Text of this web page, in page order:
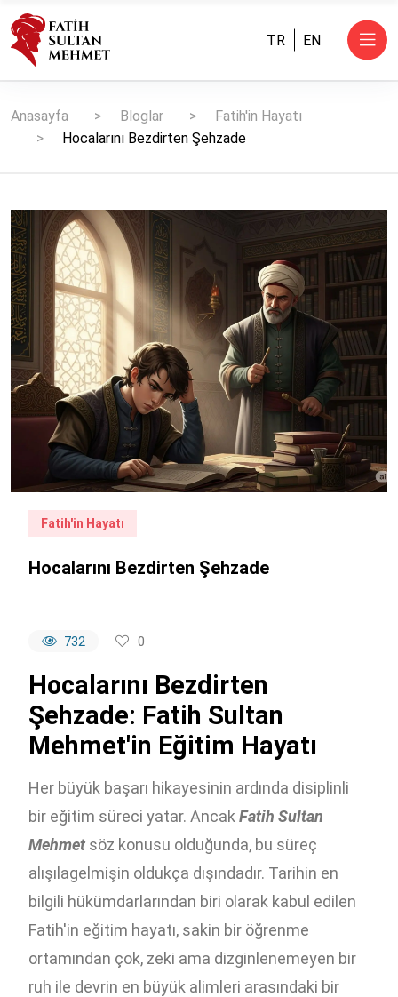
TR EN
Anasayfa Bloglar
Fatih'in Hayatı
Hocalarını Bezdirten Şehzade
Fatih'in Hayatı
Hocalarını Bezdirten Şehzade
732 0
Hocalarını Bezdirten
Şehzade: Fatih Sultan
Mehmet'in Eğitim Hayatı
Her büyük başarı hikayesinin ardında disiplinli
bir eğitim süreci yatar. Ancak Fatih Sultan
Mehmet söz konusu olduğunda, bu süreç
alışılagelmişin oldukça dışındadır. Tarihin en
bilgili hükümdarlarından biri olarak kabul edilen
Fatih'in eğitim hayatı, sakin bir öğrenme
ortamından çok, zeki ama dizginlenemeyen bir
ruh ile devrin en büyük alimleri arasındaki bir